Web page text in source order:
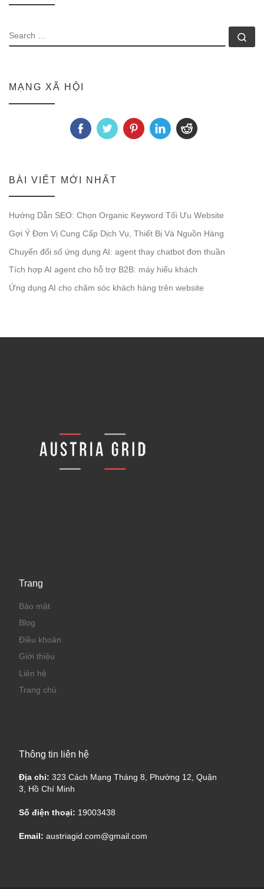
SEARCH
MẠNG XÃ HỘI
BÀI VIẾT MỚI NHẤT
Hướng Dẫn SEO: Chọn Organic Keyword Tối Ưu Website
Gợi Ý Đơn Vị Cung Cấp Dịch Vụ, Thiết Bị Và Nguồn Hàng
Chuyển đổi số ứng dụng AI: agent thay chatbot đơn thuần
Tích hợp AI agent cho hỗ trợ B2B: máy hiểu khách
Ứng dụng AI cho chăm sóc khách hàng trên website
Trang
Bảo mật
Blog
Điều khoản
Giới thiệu
Liên hệ
Trang chủ
Thông tin liên hệ
Địa chỉ: 323 Cách Mạng Tháng 8, Phường 12, Quận
3, Hồ Chí Minh
Số điện thoại: 19003438
Email: austriagid.com@gmail.com